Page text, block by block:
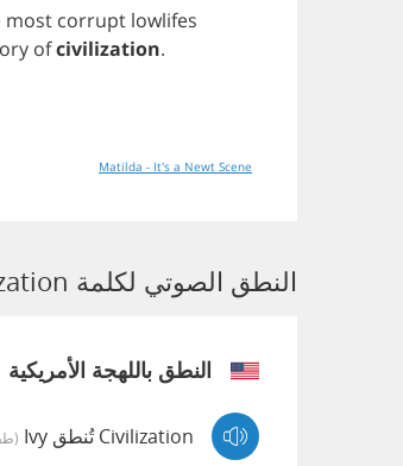
most corrupt lowlifes
ofcivilization.
Matilda - It's a Newt Scene
النطق الصوتي لكلمة Civilization
النطق باللهجة الأمريكية
Civilization تُنطق Ivy